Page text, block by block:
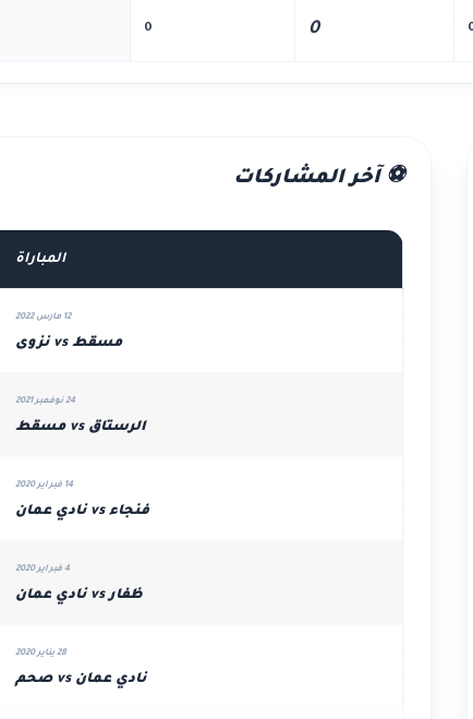
0
0
⚽ آخر المشاركات
المباراة
12 مارس 2022
مسقط vs نزوى
24 نوفمبر 2021
الرستاق vs مسقط
14 فبراير 2020
فنجاء vs نادي عمان
4 فبراير 2020
ظفار vs نادي عمان
28 يناير 2020
نادي عمان vs صحم